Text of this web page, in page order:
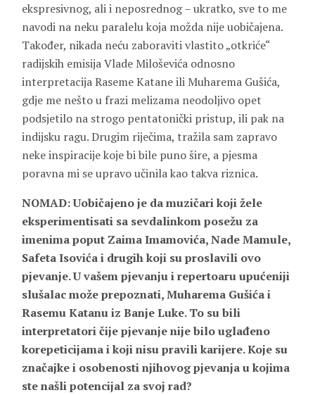
ekspresivnog, ali i neposrednog – ukratko, sve to me
navodi na neku paralelu koja možda nije uobičajena.
Također, nikada neću zaboraviti vlastito „otkriće“
radijskih emisija Vlade Miloševića odnosno
interpretacija Raseme Katane ili Muharema Gušića,
gdje me nešto u frazi melizama neodoljivo opet
podsjetilo na strogo pentatonički pristup, ili pak na
indijsku ragu. Drugim riječima, tražila sam zapravo
neke inspiracije koje bi bile puno šire, a pjesma
poravna mi se upravo učinila kao takva riznica.
NOMAD: Uobičajeno je da muzičari koji žele
eksperimentisati sa sevdalinkom posežu za
imenima poput Zaima Imamovića, Nade Mamule,
Safeta Isovića i drugih koji su proslavili ovo
pjevanje. U vašem pjevanju i repertoaru upućeniji
slušalac može prepoznati, Muharema Gušića i
Rasemu Katanu iz Banje Luke. To su bili
interpretatori čije pjevanje nije bilo uglađeno
korepeticijama i koji nisu pravili karijere. Koje su
značajke i osobenosti njihovog pjevanja u kojima
ste našli potencijal za svoj rad?